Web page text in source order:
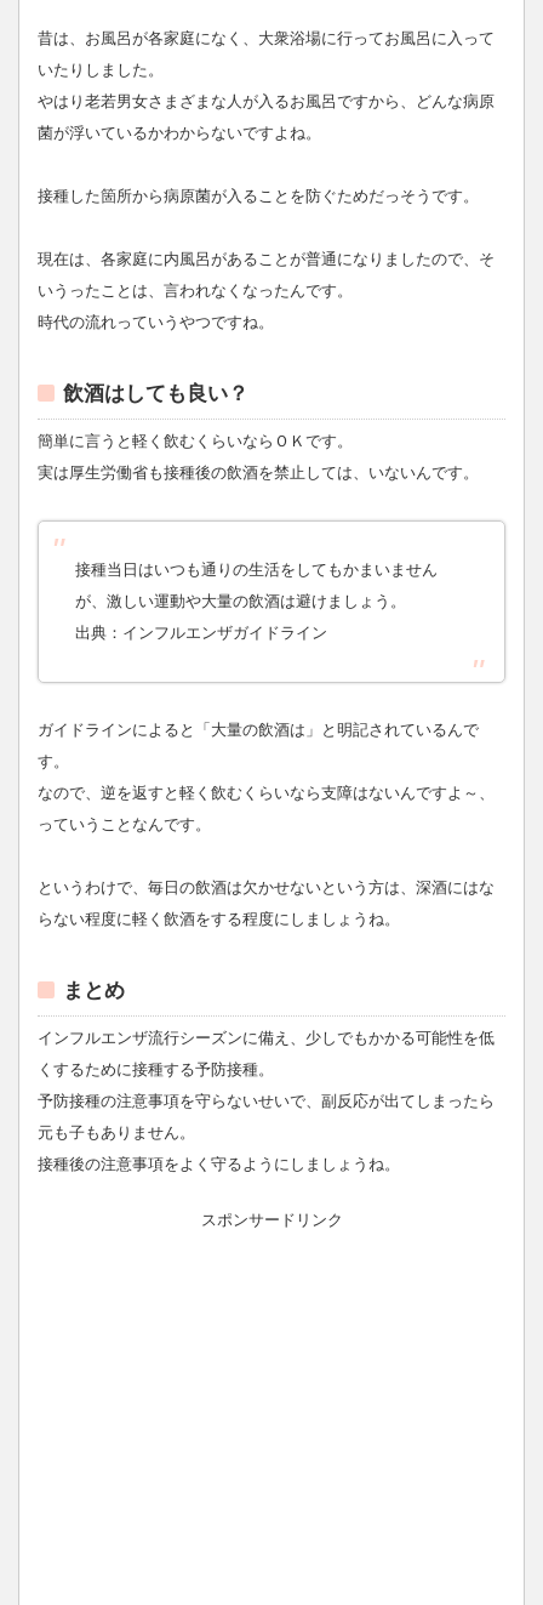
昔は、お風呂が各家庭になく、大衆浴場に行ってお風呂に入って
いたりしました。
やはり老若男女さまざまな人が入るお風呂ですから、どんな病原
菌が浮いているかわからないですよね。
接種した箇所から病原菌が入ることを防ぐためだっそうです。
現在は、各家庭に内風呂があることが普通になりましたので、そ
いうったことは、言われなくなったんです。
時代の流れっていうやつですね。
飲酒はしても良い？
簡単に言うと軽く飲むくらいならＯＫです。
実は厚生労働省も接種後の飲酒を禁止しては、いないんです。
接種当日はいつも通りの生活をしてもかまいません
が、激しい運動や大量の飲酒は避けましょう。
出典：インフルエンザガイドライン
ガイドラインによると「大量の飲酒は」と明記されているんで
す。
なので、逆を返すと軽く飲むくらいなら支障はないんですよ～、
っていうことなんです。
というわけで、毎日の飲酒は欠かせないという方は、深酒にはな
らない程度に軽く飲酒をする程度にしましょうね。
まとめ
インフルエンザ流行シーズンに備え、少しでもかかる可能性を低
くするために接種する予防接種。
予防接種の注意事項を守らないせいで、副反応が出てしまったら
元も子もありません。
接種後の注意事項をよく守るようにしましょうね。
スポンサードリンク